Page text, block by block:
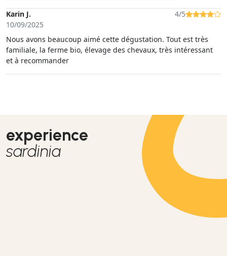
Karin J.
10/09/2025
4/5
Nous avons beaucoup aimé cette dégustation. Tout est très
familiale, la ferme bio, élevage des chevaux, très intéressant
et à recommander
experience
sardinia